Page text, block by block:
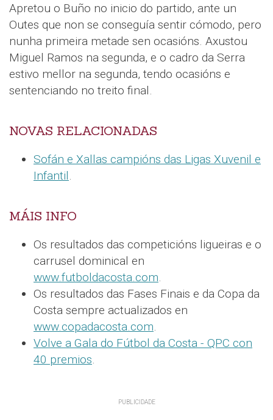
Apretou o Buño no inicio do partido, ante un
Outes que non se conseguía sentir cómodo, pero
nunha primeira metade sen ocasións. Axustou
Miguel Ramos na segunda, e o cadro da Serra
estivo mellor na segunda, tendo ocasións e
sentenciando no treito final.
NOVAS RELACIONADAS
Sofán e Xallas campións das Ligas Xuvenil e
Infantil.
MÁIS INFO
Os resultados das competicións ligueiras e o
carrusel dominical en
www.futboldacosta.com.
Os resultados das Fases Finais e da Copa da
Costa sempre actualizados en
www.copadacosta.com.
Volve a Gala do Fútbol da Costa - QPC con
40 premios.